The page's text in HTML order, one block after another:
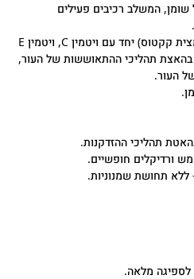
שומן, המשלב רכיבים פעילים
המוצר מכיל Aqua Cacteen (תמצית קקטוס) יחד עם ויטמין C, ויטמין E
בהאצת תהליכי ההתאוששות של העור,
העור.
תהליכי ההזדקנות.
ורדיקלים חופשיים.
ללא תחושת שמנוניות.
לספיגה מלאה.